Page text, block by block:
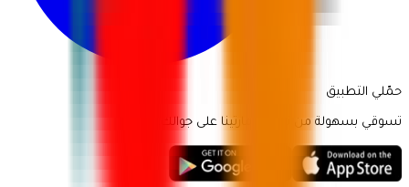
حمّلي التطبيق
تسوقي بسهولة من تطبيق مارتينا على جوالك.